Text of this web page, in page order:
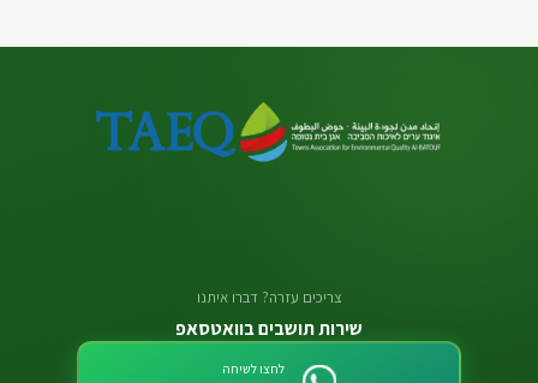
צריכים עזרה? דברו איתנו
שירות תושבים בוואטסאפ
לחצו לשיחה